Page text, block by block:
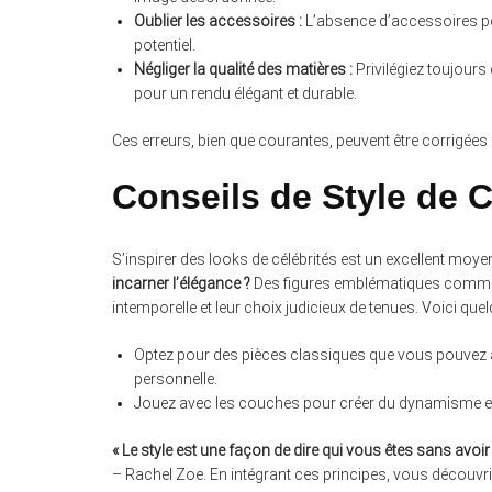
Oublier les accessoires : L’absence d’accessoires
potentiel.
Négliger la qualité des matières : Privilégiez toujours
pour un rendu élégant et durable.
Ces erreurs, bien que courantes, peuvent être
Conseils de Style de
S’inspirer des looks de célébrités est un excellent
incarner l’élégance ? Des figures emblématiques
intemporelle et leur choix judicieux de tenues. Voici
Optez pour des pièces classiques que vous
personnelle.
Jouez avec les couches pour créer du dynamisme
« Le style est une façon de dire qui vous êtes sans avoir
– Rachel Zoe. En intégrant ces principes, vous